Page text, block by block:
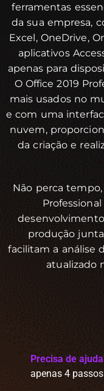
ferramentas
da sua empresa,
Excel, OneDrive,
aplicativos
apenas para
O Office 2019
mais usados no
e com uma
nuvem,
da criação e
Não perca
produção
facilitam a análise
atualizado
Precisa de
apenas 4